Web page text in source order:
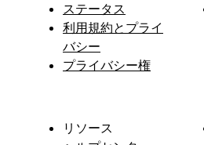
ステータス
利用規約とプライ
バシー
プライバシー権
リソース